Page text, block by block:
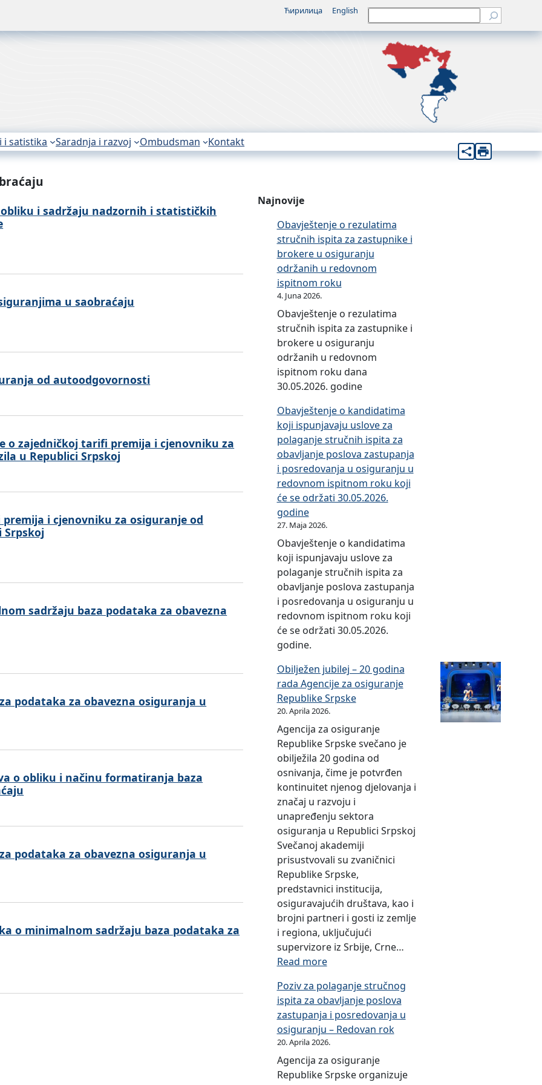
Ћирилица English Претрага
i satistika Saradnja i razvoj Ombudsman Kontakt
i sadržaju nadzornih i statističkih
u saobraćaju
od autoodgovornosti
o zajedničkoj tarifi premija i cjenovniku za
u Republici Srpskoj
i cjenovniku za osiguranje od
sadržaju baza podataka za obavezna
podataka za obavezna osiguranja u
o obliku i načinu formatiranja baza
podataka za obavezna osiguranja u
o minimalnom sadržaju baza podataka za
Najnovije
Obavještenje o rezulatima
stručnih ispita za zastupnike i
brokere u osiguranju
održanih u redovnom
ispitnom roku
4. Juna 2026.
Obavještenje o rezulatima
stručnih ispita za zastupnike i
brokere u osiguranju
održanih u redovnom
ispitnom roku dana
30.05.2026. godine
Obavještenje o kandidatima
koji ispunjavaju uslove za
polaganje stručnih ispita za
obavljanje poslova zastupanja
i posredovanja u osiguranju u
redovnom ispitnom roku koji
će se održati 30.05.2026.
godine
27. Maja 2026.
Obavještenje o kandidatima
koji ispunjavaju uslove za
polaganje stručnih ispita za
obavljanje poslova zastupanja
i posredovanja u osiguranju u
redovnom ispitnom roku koji
će se održati 30.05.2026.
godine.
Obilježen jubilej – 20 godina
rada Agencije za osiguranje
Republike Srpske
20. Aprila 2026.
Agencija za osiguranje
Republike Srpske svečano je
obilježila 20 godina od
osnivanja, čime je potvrđen
kontinuitet njenog djelovanja i
značaj u razvoju i
unapređenju sektora
osiguranja u Republici Srpskoj
Svečanoj akademiji
prisustvovali su zvaničnici
Republike Srpske,
predstavnici institucija,
osiguravajućih društava, kao i
brojni partneri i gosti iz zemlje
i regiona, uključujući
supervizore iz Srbije, Crne…
Read more:
b
i
l
j
e
ž
e
Poziv za polaganje stručnog
ispita za obavljanje poslova
zastupanja i posredovanja u
osiguranju – Redovan rok
20. Aprila 2026.
Agencija za osiguranje
Republike Srpske organizuje